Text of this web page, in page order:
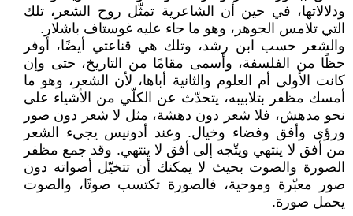
ودلالاتها، في حين أن الشاعرية تمثّل روح الشعر، تلك
التي تلامس الجوهر، وهو ما جاء عليه غوستاف باشلار.
والشعر حسب ابن رشد، وتلك هي قناعتي أيضًا، أوفر
حظًا من الفلسفة، وأسمى مقامًا من التاريخ، حتى وإن
كانت الأولى أم العلوم والثانية أباها، لأن الشعر، وهو ما
أمسك مظفر بتلابيبه، يتحدّث عن الكلّي من الأشياء على
نحو مدهش، فلا شعر دون دهشة، مثل لا شعر دون صور
ورؤى وأفق وفضاء وخيال. وعند أدونيس يجيء الشعر
من أفق لا ينتهي ويتّجه إلى أفق لا ينتهي. وقد جمع مظفر
الصورة والصوت بحيث لا يمكنك أن تتخيّل أصواته دون
صور معبّرة وموحية، فالصورة تكتسب صوتًا، والصوت
يحمل صورة.